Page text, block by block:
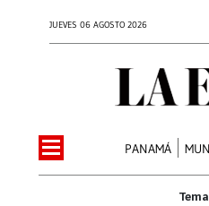
JUEVES 06 AGOSTO 2026
PANAMÁ